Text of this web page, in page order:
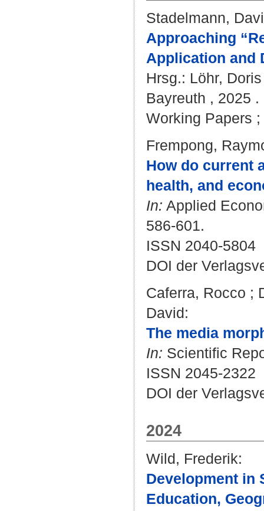
Stadelmann,
Approaching
Application and
Hrsg.: Löhr, Doris
Bayreuth , 2025
Working Papers
Frempong,
How do current
health, and
In: Applied
586-601.
ISSN 2040-5804
DOI der
Caferra, Rocco ;
David:
The media
In: Scientific
ISSN 2045-2322
DOI der
2024
Wild, Frederik:
Development in
Education,